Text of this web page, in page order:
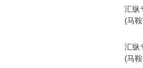
汇纵
(马
汇纵
(马